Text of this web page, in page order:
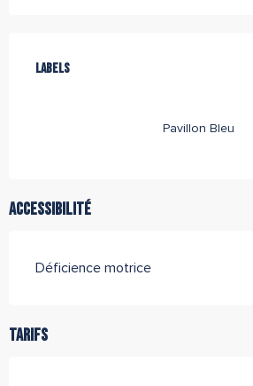
Offres de prestations
Labels
Labels
Pavillon Bleu
Accessibilité
Déficience motrice
Tarifs